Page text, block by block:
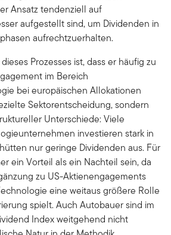
Ansatz tendenziell auf
aufgestellt sind, um Dividenden in
aufrechtzuerhalten.
Prozesses ist, dass er häufig zu
im Bereich
bei europäischen Allokationen
Sektorentscheidung, sondern
Unterschiede: Viele
investieren stark in
nur geringe Dividenden aus. Für
ein Vorteil als ein Nachteil sein, da
zu US-Aktienengagements
eine weitaus größere Rolle
spielt. Auch Autobauer sind im
Index weitgehend nicht